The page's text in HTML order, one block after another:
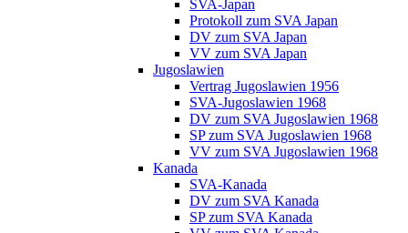
SVA-Japan
Protokoll zum SVA Japan
DV zum SVA Japan
VV zum SVA Japan
Jugoslawien
Vertrag Jugoslawien 1956
SVA-Jugoslawien 1968
DV zum SVA Jugoslawien 1968
SP zum SVA Jugoslawien 1968
VV zum SVA Jugoslawien 1968
Kanada
SVA-Kanada
DV zum SVA Kanada
SP zum SVA Kanada